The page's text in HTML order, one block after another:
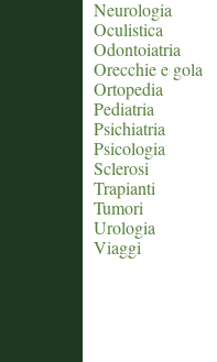
Neurologia
Oculistica
Odontoiatria
Orecchie e gola
Ortopedia
Pediatria
Psichiatria
Psicologia
Sclerosi
Trapianti
Tumori
Urologia
Viaggi